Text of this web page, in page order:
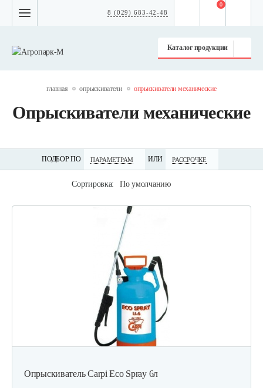
8 (029) 683-42-48
Каталог продукции
0
главная опрыскиватели опрыскиватели механические
Опрыскиватели механические
ПОДБОР ПО ПАРАМЕТРАМ ИЛИ РАССРОЧКЕ
Сортировка: По умолчанию
Опрыскиватель Carpi Eco Spray 6л